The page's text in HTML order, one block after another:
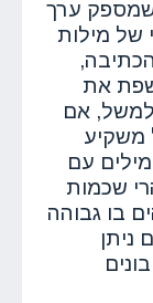
שמספק ערך
של מילות
את
אם
משקיע
בתכנים מקיפים של 2,000-3,000 מילים עם
שכמות
בו גבוהה
ניתן